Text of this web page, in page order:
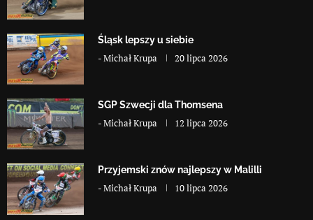
Śląsk lepszy u siebie
-Michał Krupa 20 lipca 2026
SGP Szwecji dla Thomsena
-Michał Krupa 12 lipca 2026
Przyjemski znów najlepszy w Malilli
-Michał Krupa 10 lipca 2026